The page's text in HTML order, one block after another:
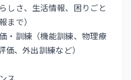
しさ、生活情報、困りごと
まで）
・訓練（機能訓練、物理療
、外出訓練など）